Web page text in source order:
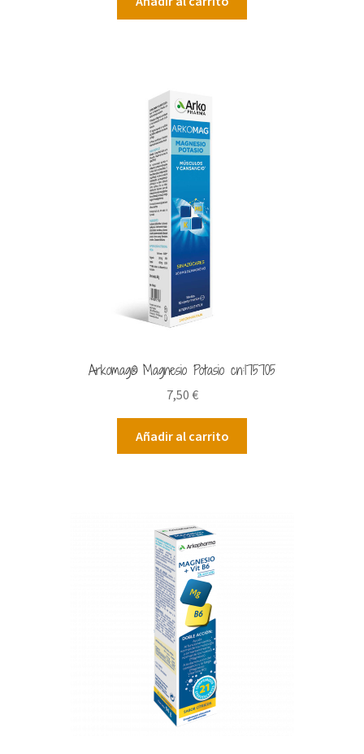
Arkomag® Magnesio Potasio cn:175705
7,50 €
Añadir al carrito